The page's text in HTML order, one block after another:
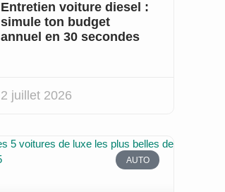
Entretien voiture diesel :
simule ton budget
annuel en 30 secondes
2 juillet 2026
AUTO